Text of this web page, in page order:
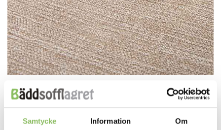
Samtycke Information Om
Both comments and trackbacks are currently closed.
←Previous
Next→